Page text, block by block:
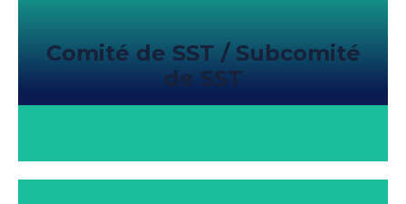
Comité de SST / Subcomité
de SST